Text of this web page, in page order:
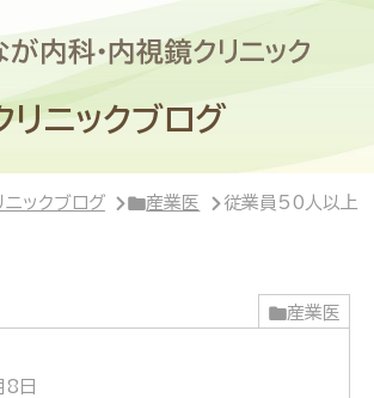
リニックブログ
ニックブログ 産業医 従業員50人以上
産業医
日